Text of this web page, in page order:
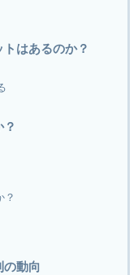
はあるのか？
？
の動向